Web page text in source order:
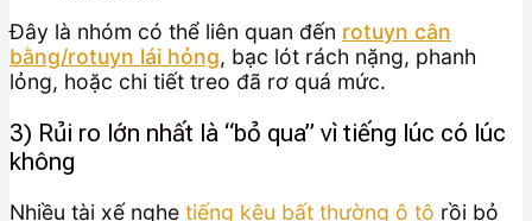
Đây là nhóm có thể liên quan đến rotuyn cân
bằng/rotuyn lái hỏng, bạc lót rách nặng, phanh
lỏng, hoặc chi tiết treo đã rơ quá mức.
3) Rủi ro lớn nhất là “bỏ qua” vì tiếng lúc có lúc
không
Nhiều tài xế nghe tiếng kêu bất thường ô tô rồi bỏ